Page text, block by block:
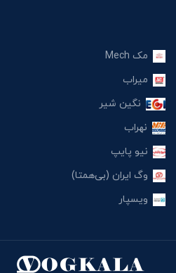
مک Mech
میراب
نگین شیر
نهراب
نیو پایپ
وگ ایران (بی‌همتا)
ویسپار